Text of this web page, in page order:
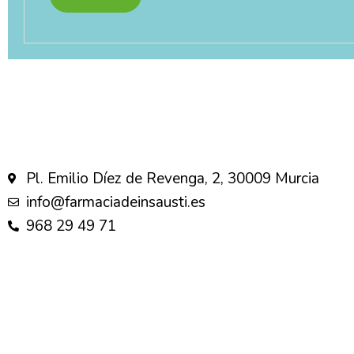
Pl. Emilio Díez de Revenga, 2, 30009 Murcia
info@farmaciadeinsausti.es
968 29 49 71